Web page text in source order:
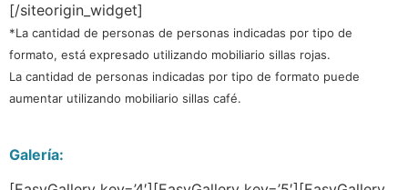
[/siteorigin_widget]
*La cantidad de personas de personas indicadas por tipo de
formato, está expresado utilizando mobiliario sillas rojas.
La cantidad de personas indicadas por tipo de formato puede
aumentar utilizando mobiliario sillas café.
Galería: